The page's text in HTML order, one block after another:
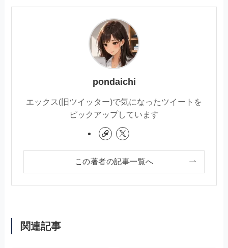
pondaichi
エックス(旧ツイッター)で気になったツイートを
ピックアップしています
この著者の記事一覧へ
関連記事